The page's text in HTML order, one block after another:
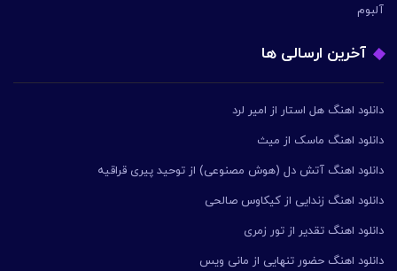
آلبوم
آخرین ارسالی ها
دانلود اهنگ هل استار از امیر لرد
دانلود اهنگ ماسک از میث
دانلود اهنگ آتش دل (هوش مصنوعی) از توحید پیری قراقیه
دانلود اهنگ زندایی از کیکاوس صالحی
دانلود اهنگ تقدیر از تور زمری
دانلود اهنگ حضور تنهایی از مانی ویس